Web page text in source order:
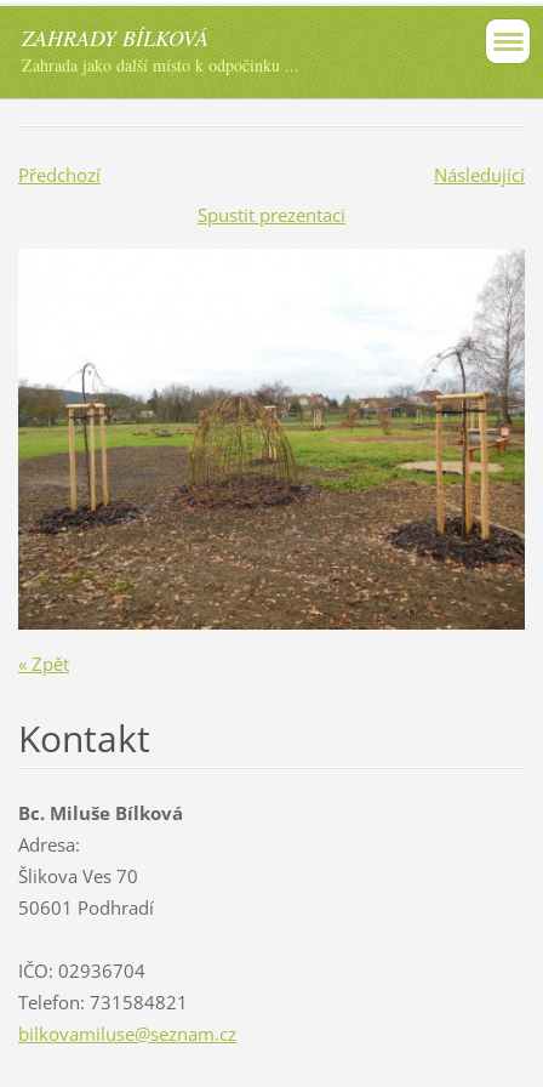
ZAHRADY BÍLKOVÁ
Zahrada jako další místo k odpočinku ...
Předchozí
Následující
Spustit prezentaci
« Zpět
Kontakt
Bc. Miluše Bílková
Adresa:
Šlikova Ves 70
50601 Podhradí
IČO: 02936704
Telefon: 731584821
bilkovamiluse@seznam.cz